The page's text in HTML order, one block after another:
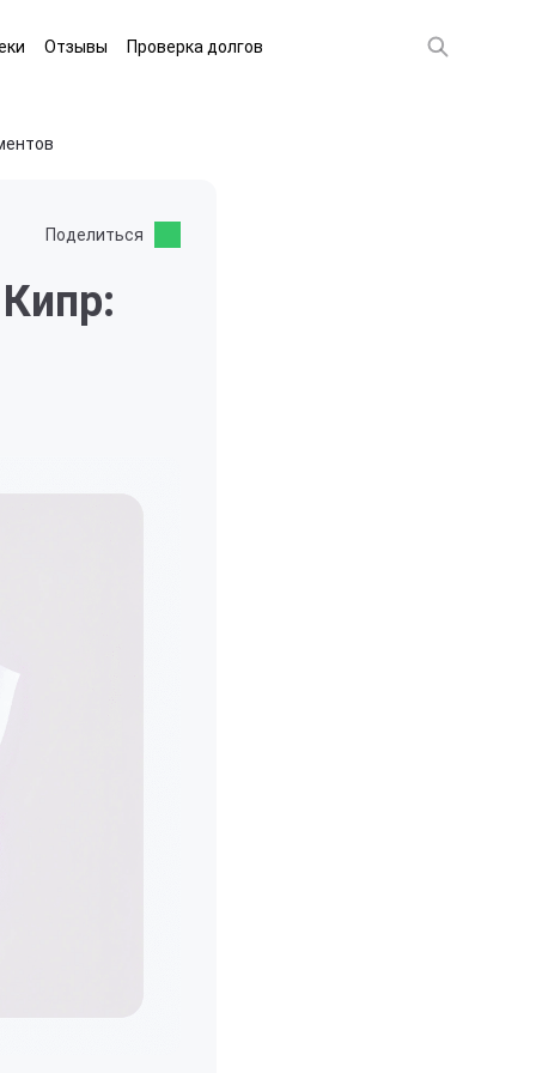
Отзывы Проверка долгов
Поделиться